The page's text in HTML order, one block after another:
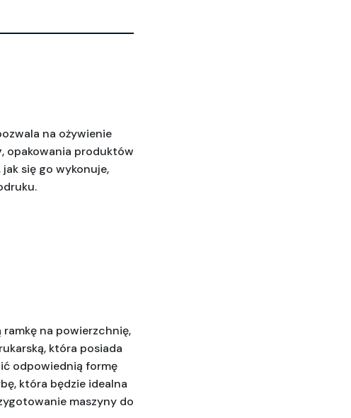
na ożywienie
, opakowania produktów
jak się go wykonuje,
na powierzchnię,
która posiada
odpowiednią formę
która będzie idealna
maszyny do